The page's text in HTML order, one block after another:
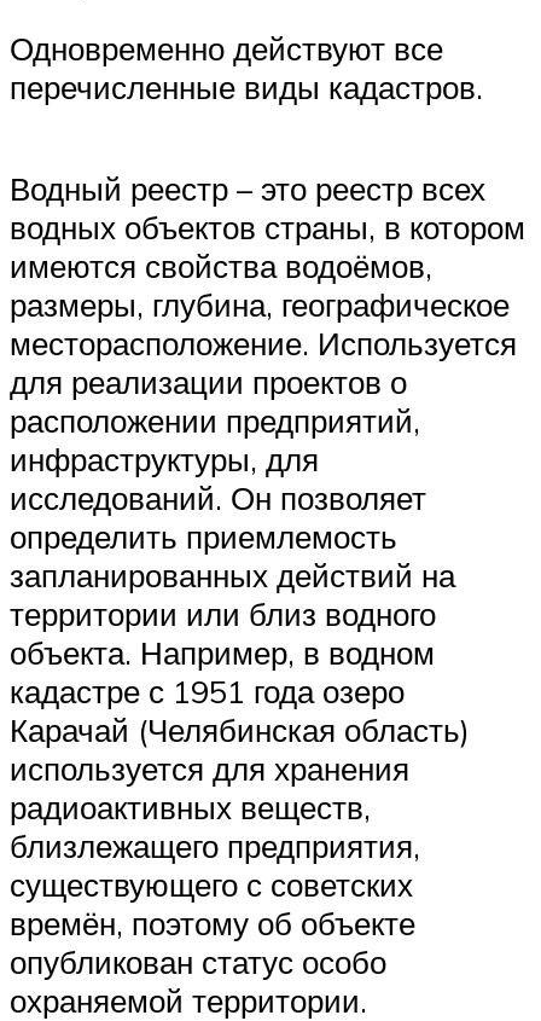
Одновременно действуют все
перечисленные виды кадастров.
Водный реестр – это реестр всех
водных объектов страны, в котором
имеются свойства водоёмов,
размеры, глубина, географическое
месторасположение. Используется
для реализации проектов о
расположении предприятий,
инфраструктуры, для
исследований. Он позволяет
определить приемлемость
запланированных действий на
территории или близ водного
объекта. Например, в водном
кадастре с 1951 года озеро
Карачай (Челябинская область)
используется для хранения
радиоактивных веществ,
близлежащего предприятия,
существующего с советских
времён, поэтому об объекте
опубликован статус особо
охраняемой территории.